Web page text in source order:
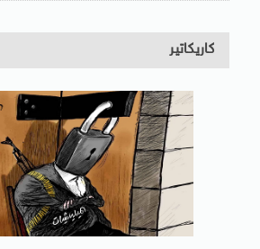
كاريكاتير